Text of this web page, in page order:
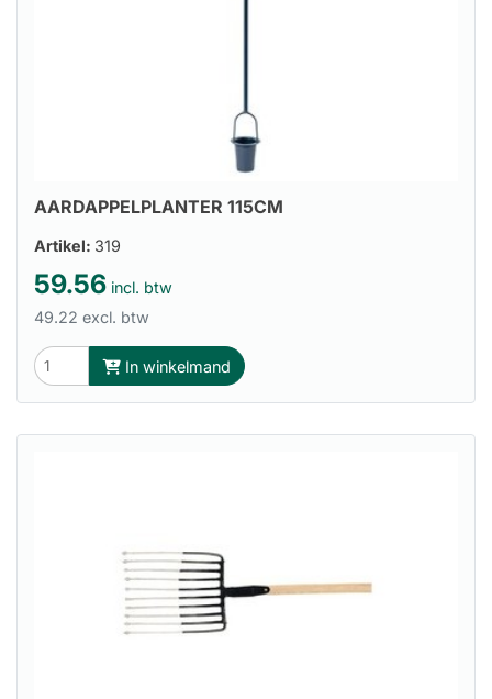
AARDAPPELPLANTER 115CM
Artikel: 319
59.56 incl. btw
49.22 excl. btw
In winkelmand